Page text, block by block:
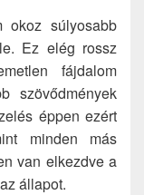
súlyosabb
Ez elég rossz
fájdalom
szövődmények
éppen ezért
minden más
van elkezdve a
állapot.